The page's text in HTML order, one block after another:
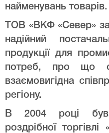
найменувань товарів.
ТОВ «ВКФ «Север»
надійний
продукції для
потреб, про що
взаємовигідна
регіону.
В 2004 році був
роздрібної